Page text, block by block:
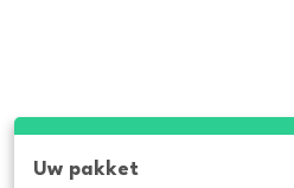
Uw pakket